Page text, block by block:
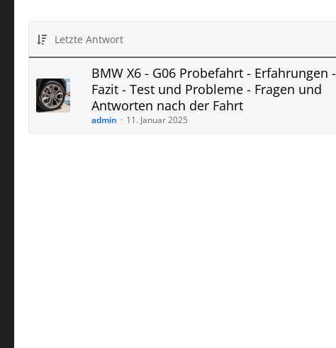
Letzte Antwort
BMW X6 - G06 Probefahrt - Erfahrungen -
Fazit - Test und Probleme - Fragen und
Antworten nach der Fahrt
admin 11. Januar 2025